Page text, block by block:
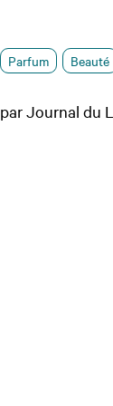
Parfum Beauté
par Journal du